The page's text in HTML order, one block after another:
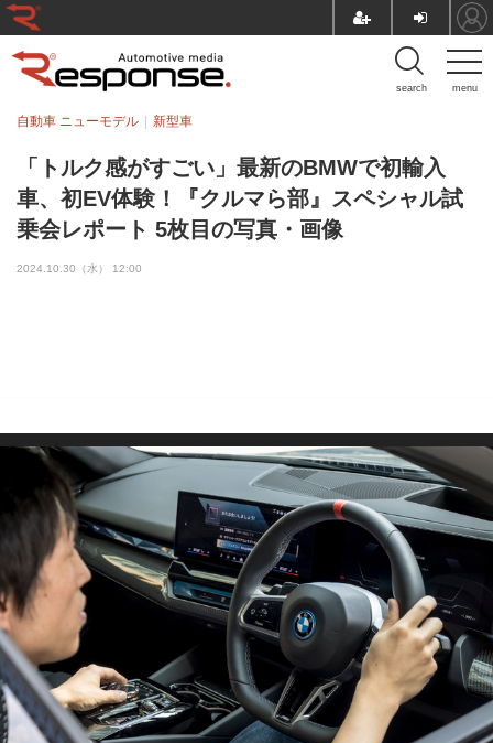
menu
search
「トルク感がすごい」最新のBMWで初輸入
車、初EV体験！『クルマら部』スペシャル試
乗会レポート 5枚目の写真・画像
自動車 ニューモデル 新型車
2024.10.30（水） 12:00